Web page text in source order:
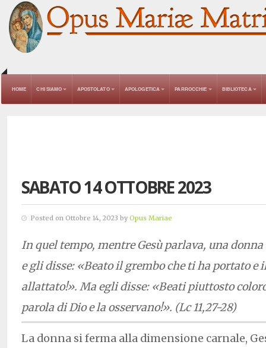
HOME CHI SIAMO APOSTOLATO APOLOGETICA PARROCCHIE BIBLIOTECA
SABATO 14 OTTOBRE 2023
Posted on Ottobre 14, 2023 by Opus Mariae
In quel tempo, mentre Gesù parlava, una
e gli disse: «Beato il grembo che ti ha portato e
allattato!». Ma egli disse: «Beati piuttosto
parola di Dio e la osservano!». (Lc 11,27-28)
La donna si ferma alla dimensione carnale,